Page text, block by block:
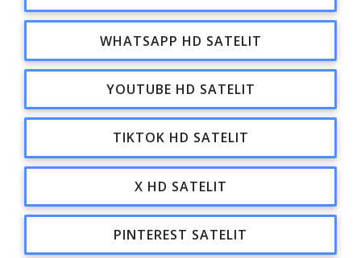
WHATSAPP HD SATELIT
YOUTUBE HD SATELIT
TIKTOK HD SATELIT
X HD SATELIT
PINTEREST SATELIT